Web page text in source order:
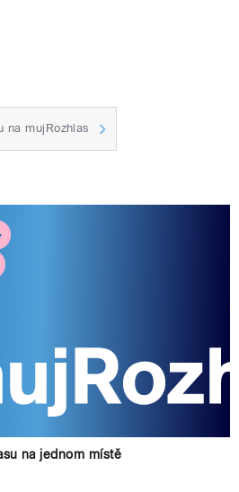
na mujRozhlas
na jednom místě